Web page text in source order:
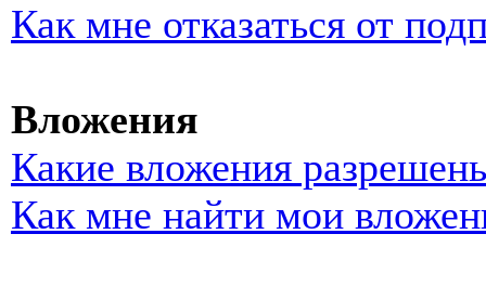
Как мне отказаться от
Вложения
Какие вложения
Как мне найти мои